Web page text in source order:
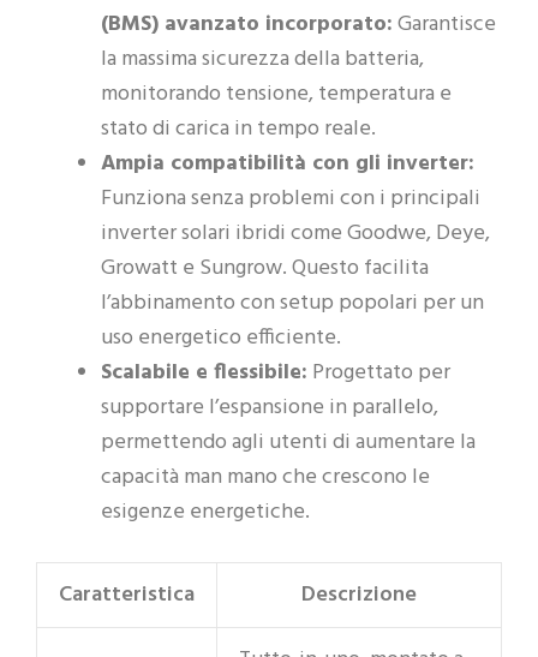
(BMS) avanzato incorporato:Garantisce
la massima sicurezza della batteria,
monitorando tensione, temperatura e
stato di carica in tempo reale.
Ampia compatibilità con gli inverter:
Funziona senza problemi con i principali
inverter solari ibridi come Goodwe, Deye,
Growatt e Sungrow. Questo facilita
l’abbinamento con setup popolari per un
uso energetico efficiente.
Scalabile e flessibile: Progettato per
supportare l’espansione in parallelo,
permettendo agli utenti di aumentare la
capacità man mano che crescono le
esigenze energetiche.
Caratteristica
Descrizione